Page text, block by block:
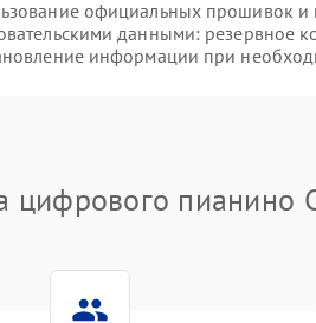
официальных прошивок и
данными: резервное
информации при
цифрового пианино